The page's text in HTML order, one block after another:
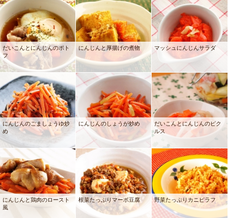
だいこんとにんじんのポト
フ
にんじんと厚揚げの煮物 マッシュにんじんサラダ
にんじんのごましょうゆ炒
め
にんじんのしょうが炒め
だいこんとにんじんのピク
ルス
にんじんと鶏肉のロースト
風
根菜たっぷりマーボ豆腐 野菜たっぷりカニピラフ